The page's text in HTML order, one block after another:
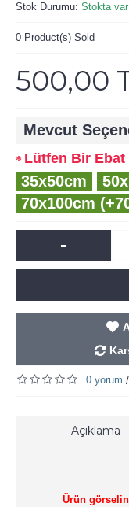
Stok Durumu: Stokta var
0 Product(s) Sold
500,00
Mevcut
Lütfen Bir Ebat
35x50cm
70x100cm
-
0 yorum /
Açıklama
Ürün